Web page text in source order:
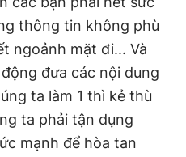
thông tin không phù
ngoảnh mặt đi... Và
đưa các nội dung
ta làm 1 thì kẻ thù
ta phải tận dụng
mạnh để hòa tan